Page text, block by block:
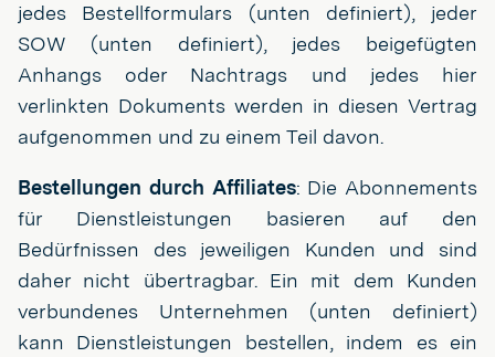
jedes Bestellformulars (unten definiert), jeder
SOW (unten definiert), jedes beigefügten
Anhangs oder Nachtrags und jedes hier
verlinkten Dokuments werden in diesen Vertrag
aufgenommen und zu einem Teil davon.
Bestellungen durch Affiliates: Die Abonnements
für Dienstleistungen basieren auf den
Bedürfnissen des jeweiligen Kunden und sind
daher nicht übertragbar. Ein mit dem Kunden
verbundenes Unternehmen (unten definiert)
kann Dienstleistungen bestellen, indem es ein